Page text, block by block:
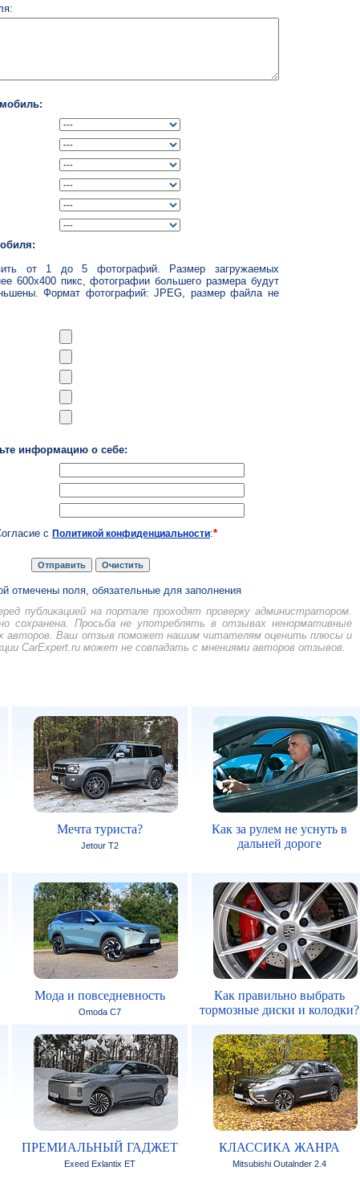
от 1 до 5 фотографий. Размер загружаемых
600x400 пикс, фотографии большего размера будут
Формат фотографий: JPEG, размер файла не
информацию о себе:
с Политикой конфиденциальности:*
отмечены поля, обязательные для заполнения
публикацией на портале проходят проверку администратором.
сохранена. Просьба не употреблять в отзывах ненормативные
авторов. Ваш отзыв поможет нашим читателям оценить плюсы и
CarExpert.ru может не совпадать с мнениями авторов отзывов.
Мечта туриста?
Jetour T2
Как за рулем не уснуть в
дальней дороге
Мода и повседневность
Omoda C7
Как правильно выбрать
тормозные диски и колодки?
ПРЕМИАЛЬНЫЙ ГАДЖЕТ
Exeed Exlantix ET
КЛАССИКА ЖАНРА
Mitsubishi Outalnder 2.4